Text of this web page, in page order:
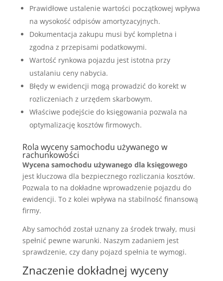
Prawidłowe ustalenie wartości początkowej wpływa
na wysokość odpisów amortyzacyjnych.
Dokumentacja zakupu musi być kompletna i
zgodna z przepisami podatkowymi.
Wartość rynkowa pojazdu jest istotna przy
ustalaniu ceny nabycia.
Błędy w ewidencji mogą prowadzić do korekt w
rozliczeniach z urzędem skarbowym.
Właściwe podejście do księgowania pozwala na
optymalizację kosztów firmowych.
Rola wyceny samochodu używanego w
rachunkowości
Wycena samochodu używanego dla księgowego
jest kluczowa dla bezpiecznego rozliczania kosztów.
Pozwala to na dokładne wprowadzenie pojazdu do
ewidencji. To z kolei wpływa na stabilność finansową
firmy.
Aby samochód został uznany za środek trwały, musi
spełnić pewne warunki. Naszym zadaniem jest
sprawdzenie, czy dany pojazd spełnia te wymogi.
Znaczenie dokładnej wyceny